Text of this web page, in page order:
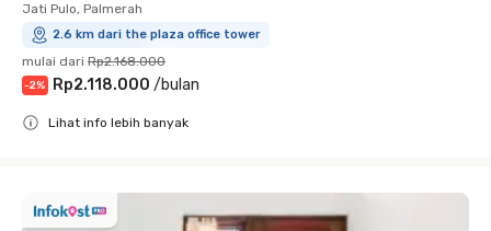
Jati Pulo, Palmerah
2.6 km dari the plaza office tower
mulai dari Rp2.168.000
-2% Rp2.118.000 /bulan
Lihat info lebih banyak